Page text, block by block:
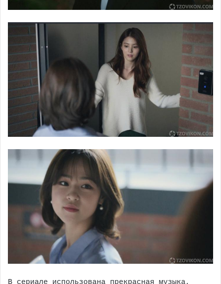
В сериале использована прекрасная музыка,